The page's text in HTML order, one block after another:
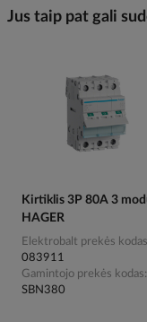
Jus taip pat gali
Kirtiklis 3P 80A 3
HAGER
Elektrobalt prekės kodas
083911
Gamintojo prekės kodas
SBN380